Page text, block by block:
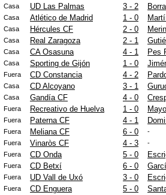
Casa UD Las Palmas 3 - 2
Casa Atlético de Madrid 1 - 0
Casa Hércules CF 2 - 0
Casa Real Zaragoza 2 - 1
Casa CA Osasuna 4 - 1 Pes
Casa Sporting de Gijón 1 - 0
Fuera CD Constancia 4 - 2
Casa CD Alcoyano 3 - 1
Casa Gandía CF 4 - 0
Fuera Recreativo de Huelva 1 - 0
Fuera Paterna CF 4 - 1
Fuera Meliana CF 6 - 0
-
Fuera Vinaròs CF 4 - 3
-
Fuera CD Onda 5 - 0
Fuera CD Betxí 6 - 0
Fuera UD Vall de Uxó 3 - 0
Fuera CD Enguera 5 - 0